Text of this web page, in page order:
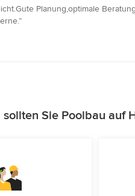
Planung,optimale
sollten Sie Poolbau auf